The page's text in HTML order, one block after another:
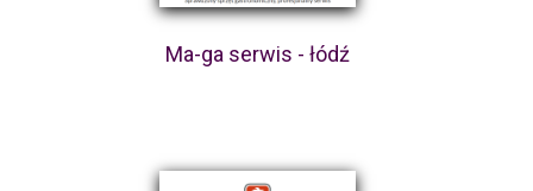
Ma-ga serwis - łódź